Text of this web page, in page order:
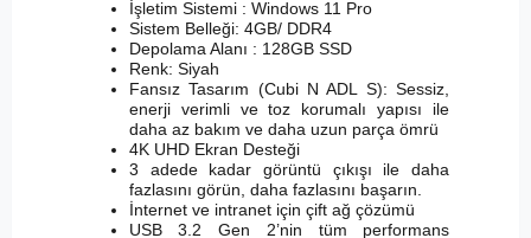
İşletim Sistemi : Windows 11 Pro
Sistem Belleği: 4GB/ DDR4
Depolama Alanı : 128GB SSD
Renk: Siyah
Fansız Tasarım (Cubi N ADL S): Sessiz,
enerji verimli ve toz korumalı yapısı ile
daha az bakım ve daha uzun parça ömrü
4K UHD Ekran Desteği
3 adede kadar görüntü çıkışı ile daha
fazlasını görün, daha fazlasını başarın.
İnternet ve intranet için çift ağ çözümü
USB 3.2 Gen 2’nin tüm performans